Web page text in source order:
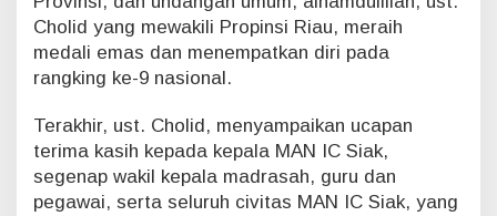
Cholid yang mewakili Propinsi Riau, meraih
medali emas dan menempatkan diri pada
rangking ke-9 nasional.
Terakhir, ust. Cholid, menyampaikan ucapan
terima kasih kepada kepala MAN IC Siak,
segenap wakil kepala madrasah, guru dan
pegawai, serta seluruh civitas MAN IC Siak, yang